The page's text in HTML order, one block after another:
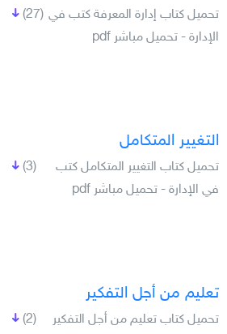
(27) تحميل كتاب إدارة المعرفة كتب في
الإدارة - تحميل مباشر pdf
التغيير المتكامل
(3)
تحميل كتاب التغيير المتكامل كتب
في الإدارة - تحميل مباشر pdf
تعليم من أجل التفكير
(2)
تحميل كتاب تعليم من أجل التفكير